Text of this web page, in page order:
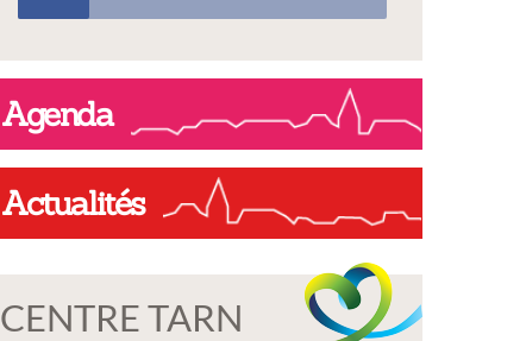
Agenda
Actualités
CENTRE TARN